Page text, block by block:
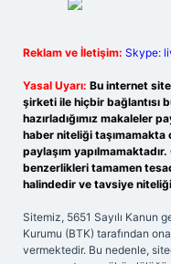
Reklam ve İletişim: Skype:
Yasal Uyarı: Bu internet
şirketi ile hiçbir bağlantısı
hazırladığımız makaleler
haber niteliği taşımamakta
paylaşım
benzerlikleri tamamen
halindedir ve tavsiye
Sitemiz, 5651 Sayılı Kanun
Kurumu (BTK) tarafından
vermektedir. Bu nedenle,